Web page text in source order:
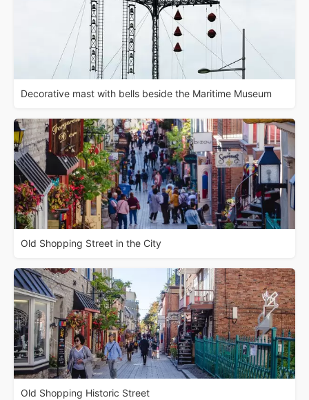
Decorative mast with bells beside the Maritime Museum
Old Shopping Street in the City
Old Shopping Historic Street